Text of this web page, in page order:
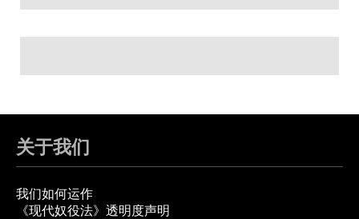
关于我们
我们如何运作
《现代奴役法》透明度声明